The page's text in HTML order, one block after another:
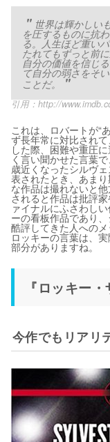
世界は輝かしい
を圧するものに抗
る。人生ほど重い
たれてもずっと前
自分の価値を信じ
て自分の弱さをそ
ことだ。
引用：http://
これは、ロバートが“
ず長年常に対比され
した際、困難や重圧
く言い聞かせた言葉
歳近くなったシルヴ
表されたとき、あま
な作品は撮れないと
されると作品は批評
ァイナルにふさわし
ーの看板作品であり
酷評してきた人への
ロッキーの言葉は、
部分がありますね。
『ロッキー
今作でもリアリ